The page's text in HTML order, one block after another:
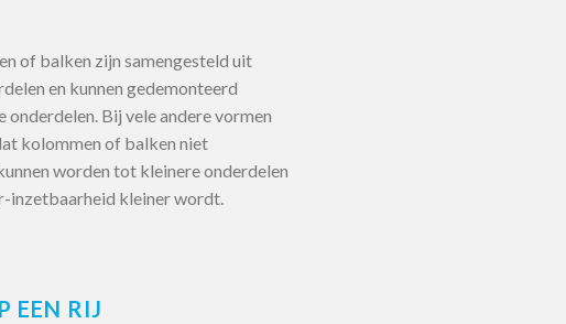
of balken zijn samengesteld uit
en kunnen gedemonteerd
onderdelen. Bij vele andere vormen
kolommen of balken niet
worden tot kleinere onderdelen
inzetbaarheid kleiner wordt.
EEN RIJ